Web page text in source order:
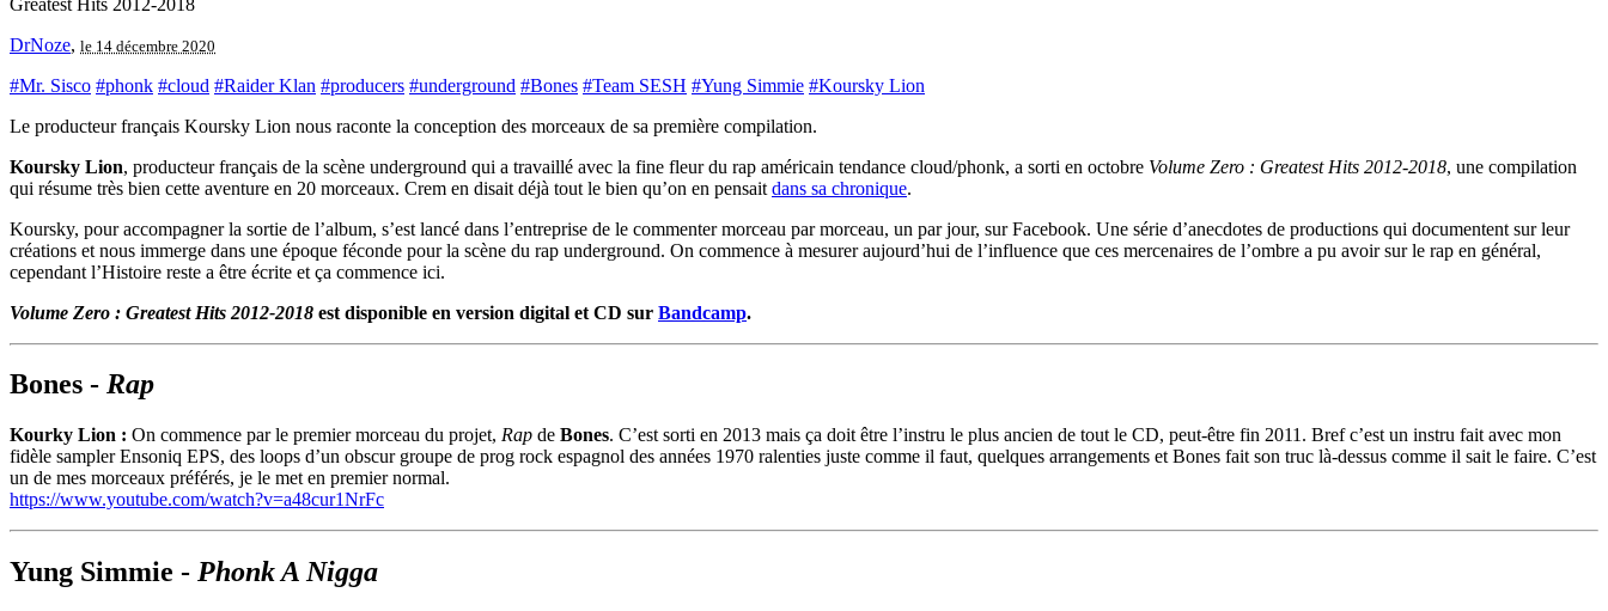
DrNoze, le 14 décembre 2020
#Mr. Sisco #phonk #cloud #Raider Klan #producers #underground #Bones #Team SESH #Yung Simmie #Koursky Lion
Le producteur français Koursky Lion nous raconte la conception des morceaux de sa première compilation.
Koursky Lion, producteur français de la scène underground qui a travaillé avec la fine fleur du rap américain tendance cloud/phonk, a sorti en octobre Volume Zero : Greatest Hits 2012​-​2018, une compilation
qui résume très bien cette aventure en 20 morceaux. Crem en disait déjà tout le bien qu’on en pensait dans sa chronique.
Koursky, pour accompagner la sortie de l’album, s’est lancé dans l’entreprise de le commenter morceau par morceau, un par jour, sur Facebook. Une série d’anecdotes de productions qui documentent sur leur
créations et nous immerge dans une époque féconde pour la scène du rap underground. On commence à mesurer aujourd’hui de l’influence que ces mercenaires de l’ombre a pu avoir sur le rap en général,
cependant l’Histoire reste a être écrite et ça commence ici.
Volume Zero : Greatest Hits 2012​-​2018 est disponible en version digital et CD sur Bandcamp.
Bones - Rap
Kourky Lion : On commence par le premier morceau du projet, Rap de Bones. C’est sorti en 2013 mais ça doit être l’instru le plus ancien de tout le CD, peut-être fin 2011. Bref c’est un instru fait avec mon
fidèle sampler Ensoniq EPS, des loops d’un obscur groupe de prog rock espagnol des années 1970 ralenties juste comme il faut, quelques arrangements et Bones fait son truc là-dessus comme il sait le faire. C’est
un de mes morceaux préférés, je le met en premier normal.
https://www.youtube.com/watch?v=a48cur1NrFc
Yung Simmie - Phonk A Nigga